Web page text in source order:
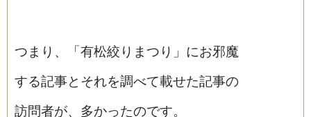
つまり、「有松絞りまつり」にお邪魔
する記事とそれを調べて載せた記事の
訪問者が、多かったのです。